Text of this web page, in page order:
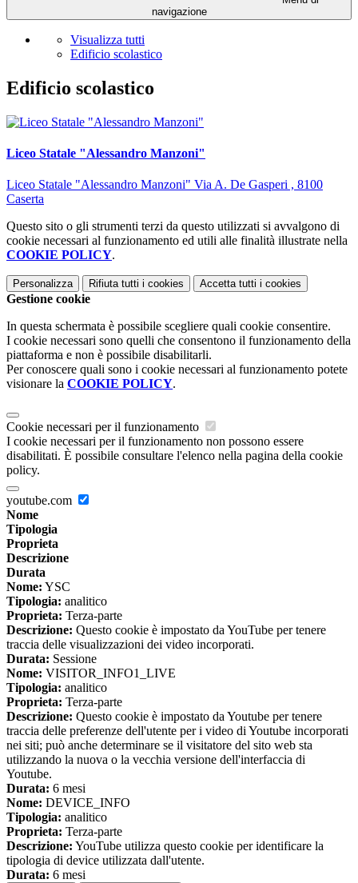
navigazione
Visualizza tutti
Edificio scolastico
Edificio scolastico
Liceo Statale "Alessandro Manzoni"
Liceo Statale "Alessandro Manzoni" Via A. De Gasperi , 8100
Caserta
Questo sito o gli strumenti terzi da questo utilizzati si avvalgono di
cookie necessari al funzionamento ed utili alle finalità illustrate nella
COOKIE POLICY.
Personalizza Rifiuta tutti i cookies Accetta tutti i cookies
Gestione cookie
In questa schermata è possibile scegliere quali cookie consentire.
I cookie necessari sono quelli che consentono il funzionamento della
piattaforma e non è possibile disabilitarli.
Per conoscere quali sono i cookie necessari al funzionamento potete
visionare la COOKIE POLICY.
Cookie necessari per il funzionamento
I cookie necessari per il funzionamento non possono essere
disabilitati. È possibile consultare l'elenco nella pagina della cookie
policy.
youtube.com
Nome
Tipologia
Proprieta
Descrizione
Durata
Nome: YSC
Tipologia: analitico
Proprieta: Terza-parte
Descrizione: Questo cookie è impostato da YouTube per tenere
traccia delle visualizzazioni dei video incorporati.
Durata: Sessione
Nome: VISITOR_INFO1_LIVE
Tipologia: analitico
Proprieta: Terza-parte
Descrizione: Questo cookie è impostato da Youtube per tenere
traccia delle preferenze dell'utente per i video di Youtube incorporati
nei siti; può anche determinare se il visitatore del sito web sta
utilizzando la nuova o la vecchia versione dell'interfaccia di
Youtube.
Durata: 6 mesi
Nome: DEVICE_INFO
Tipologia: analitico
Proprieta: Terza-parte
Descrizione: YouTube utilizza questo cookie per identificare la
tipologia di device utilizzata dall'utente.
Durata: 6 mesi